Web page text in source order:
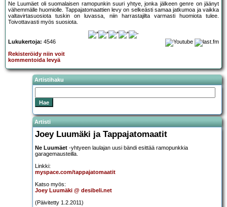
Ne Luumäet oli suomalaisen ramopunkin suuri yhtye, jonka jälkeen genre on jäänyt
vähemmälle huomiolle. Tappajatomaattien levy on selkeästi samaa jatkumoa ja vaikka
valtavirtasuosiota tuskin on luvassa, niin harrastajilta varmasti huomiota tulee.
Toivottavasti myös suosiota.
Lukukertoja: 4546
Rekisteröidy niin voit
kommentoida levyä
Artistihaku
Artisti
Joey Luumäki ja Tappajatomaatit
Ne Luumäet -yhtyeen laulajan uusi bändi esittää ramopunkkia
garagemausteilla.
Linkki:
myspace.com/tappajatomaatit
Katso myös:
Joey Luumäki @ desibeli.net
(Päivitetty 1.2.2011)